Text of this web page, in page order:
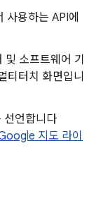
사용하는 API에
소프트웨어 기
티터치 화면입니
선언합니다
지도 라이